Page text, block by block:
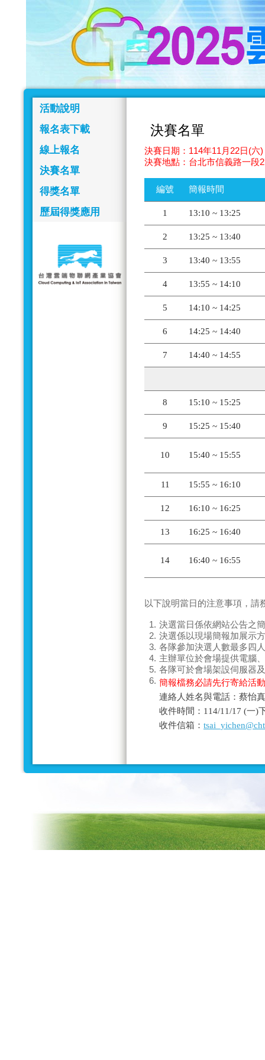
活動說明
報名表下載
線上報名
決賽名單
得獎名單
歷屆得獎應用
決賽名單
決賽日期：114年11月22日(六
決賽地點：台北市信義路一段
編號 簡報時間
1 13:10 ~ 13:25
2 13:25 ~ 13:40
3 13:40 ~ 13:55
4 13:55 ~ 14:10
5 14:10 ~ 14:25
6 14:25 ~ 14:40
7 14:40 ~ 14:55
8 15:10 ~ 15:25
9 15:25 ~ 15:40
10 15:40 ~ 15:55
11 15:55 ~ 16:10
12 16:10 ~ 16:25
13 16:25 ~ 16:40
14 16:40 ~ 16:55
以下說明當日的注意事項 ，請
1. 決選當日係依網站公告之
2. 決選係以現場簡報加展示
3. 各隊參加決選人數最多四人
4. 主辦單位於會場提供電腦
5. 各隊可於會場架設伺服器
6. 簡報檔務必請先行寄給活
連絡人姓名與電話：蔡怡
收件時間：114/11/17 (一)
收件信箱：